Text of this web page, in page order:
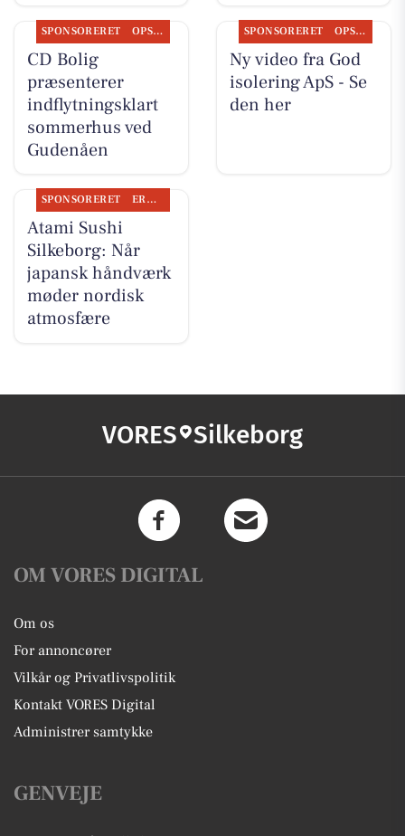
SPONSORERET OPSLAGSTAVLEN
CD Bolig
præsenterer
indflytningsklart
sommerhus ved
Gudenåen
SPONSORERET OPSLAGSTAVLEN
Ny video fra God
isolering ApS - Se
den her
SPONSORERET ERHVERV
Atami Sushi
Silkeborg: Når
japansk håndværk
møder nordisk
atmosfære
VORES Silkeborg
OM VORES DIGITAL
Om os
For annoncører
Vilkår og Privatlivspolitik
Kontakt VORES Digital
Administrer samtykke
GENVEJE